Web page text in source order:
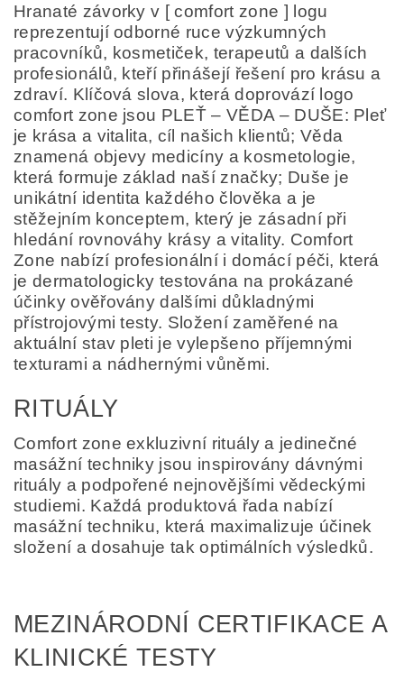
Hranaté závorky v [ comfort zone ] logu
reprezentují odborné ruce výzkumných
pracovníků, kosmetiček, terapeutů a dalších
profesionálů, kteří přinášejí řešení pro krásu a
zdraví. Klíčová slova, která doprovází logo
comfort zone jsou PLEŤ – VĚDA – DUŠE: Pleť
je krása a vitalita, cíl našich klientů; Věda
znamená objevy medicíny a kosmetologie,
která formuje základ naší značky; Duše je
unikátní identita každého člověka a je
stěžejním konceptem, který je zásadní při
hledání rovnováhy krásy a vitality. Comfort
Zone nabízí profesionální i domácí péči, která
je dermatologicky testována na prokázané
účinky ověřovány dalšími důkladnými
přístrojovými testy. Složení zaměřené na
aktuální stav pleti je vylepšeno příjemnými
texturami a nádhernými vůněmi.
RITUÁLY
Comfort zone exkluzivní rituály a jedinečné
masážní techniky jsou inspirovány dávnými
rituály a podpořené nejnovějšími vědeckými
studiemi. Každá produktová řada nabízí
masážní techniku, která maximalizuje účinek
složení a dosahuje tak optimálních výsledků.
MEZINÁRODNÍ CERTIFIKACE A
KLINICKÉ TESTY